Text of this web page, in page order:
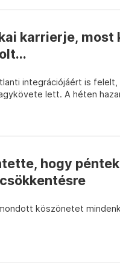
karrierje, most
integrációjáért is
lett. A héten
hogy
köszönetet